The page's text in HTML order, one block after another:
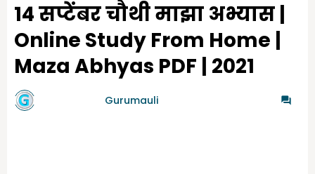
14 सप्टेंबर चौथी माझा अभ्यास |
Online Study From Home |
Maza Abhyas PDF | 2021
Gurumauli